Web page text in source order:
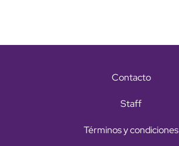
Contacto
Staff
Términos y condiciones